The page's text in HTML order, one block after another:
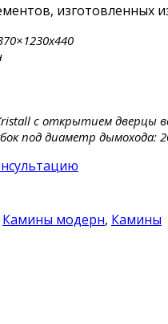
изготовленных
с открытием дверцы
под диаметр дымохода:
Камины модерн, Камины